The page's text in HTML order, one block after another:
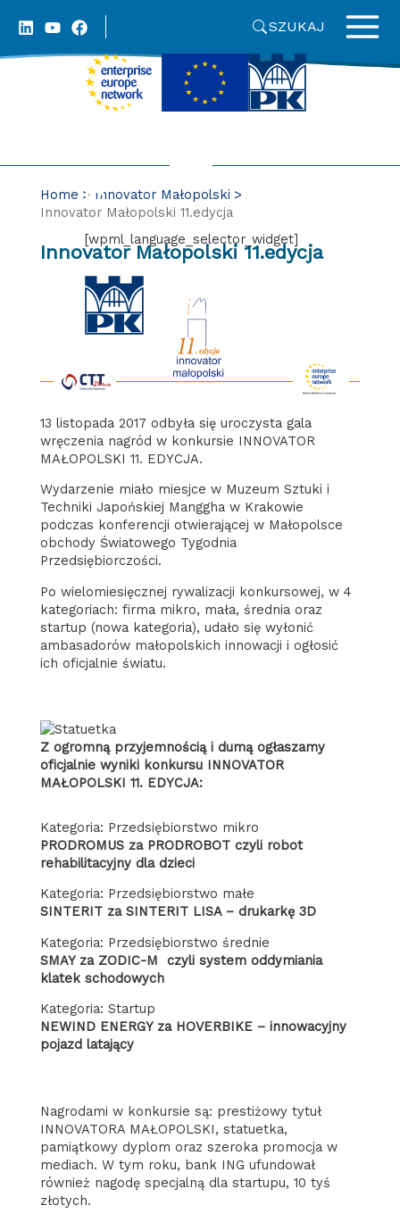
SZUKAJ
[wpml_language_selector_widget]
Home
Innovator Małopolski
Innovator Małopolski 11.edycja
Innovator Małopolski 11.edycja
13 listopada 2017 odbyła się uroczysta gala
wręczenia nagród w konkursie INNOVATOR
MAŁOPOLSKI 11. EDYCJA.
Wydarzenie miało miesjce w Muzeum Sztuki i
Techniki Japońskiej Manggha w Krakowie
podczas konferencji otwierającej w Małopolsce
obchody Światowego Tygodnia
Przedsiębiorczości.
Po wielomiesięcznej rywalizacji konkursowej, w 4
kategoriach: firma mikro, mała, średnia oraz
startup (nowa kategoria), udało się wyłonić
ambasadorów małopolskich innowacji i ogłosić
ich oficjalnie światu.
Z ogromną przyjemnością i dumą ogłaszamy
oficjalnie wyniki konkursu INNOVATOR
MAŁOPOLSKI 11. EDYCJA:
Kategoria: Przedsiębiorstwo mikro
PRODROMUS za PRODROBOT czyli robot
rehabilitacyjny dla dzieci
Kategoria: Przedsiębiorstwo małe
SINTERIT za SINTERIT LISA – drukarkę 3D
Kategoria: Przedsiębiorstwo średnie
SMAY za ZODIC-M czyli system oddymiania
klatek schodowych
Kategoria: Startup
NEWIND ENERGY za HOVERBIKE – innowacyjny
pojazd latający
Nagrodami w konkursie są: prestiżowy tytuł
INNOVATORA MAŁOPOLSKI, statuetka,
pamiątkowy dyplom oraz szeroka promocja w
mediach. W tym roku, bank ING ufundował
również nagodę specjalną dla startupu, 10 tyś
złotych.